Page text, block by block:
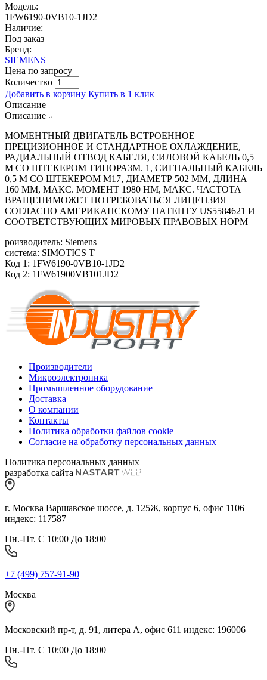
Модель:
1FW6190-0VB10-1JD2
Наличие:
Под заказ
Бренд:
SIEMENS
Цена по запросу
Количество
Добавить в корзину Купить в 1 клик
Описание
Описание
МОМЕНТНЫЙ ДВИГАТЕЛЬ ВСТРОЕННОЕ
ПРЕЦИЗИОННОЕ И СТАНДАРТНОЕ ОХЛАЖДЕНИЕ,
РАДИАЛЬНЫЙ ОТВОД КАБЕЛЯ, СИЛОВОЙ КАБЕЛЬ 0,5
М СО ШТЕКЕРОМ ТИПОРАЗМ. 1, СИГНАЛЬНЫЙ КАБЕЛЬ
0,5 М СО ШТЕКЕРОМ М17, ДИАМЕТР 502 ММ, ДЛИНА
160 ММ, МАКС. МОМЕНТ 1980 HM, МАКС. ЧАСТОТА
ВРАЩЕНИМОЖЕТ ПОТРЕБОВАТЬСЯ ЛИЦЕНЗИЯ
СОГЛАСНО АМЕРИКАНСКОМУ ПАТЕНТУ US5584621 И
СООТВЕТСТВУЮЩИХ МИРОВЫХ ПРАВОВЫХ НОРМ
роизводитель: Siemens
система: SIMOTICS T
Код 1: 1FW6190-0VB10-1JD2
Код 2: 1FW61900VB101JD2
Производители
Микроэлектроника
Промышленное оборудование
Доставка
О компании
Контакты
Политика обработки файлов cookie
Согласие на обработку персональных данных
Политика персональных данных
разработка сайта
г. Москва Варшавское шоссе, д. 125Ж, корпус 6, офис 1106
индекс: 117587
Пн.-Пт. С 10:00 До 18:00
+7 (499) 757-91-90
Москва
Московский пр-т, д. 91, литера А, офис 611 индекс: 196006
Пн.-Пт. С 10:00 До 18:00